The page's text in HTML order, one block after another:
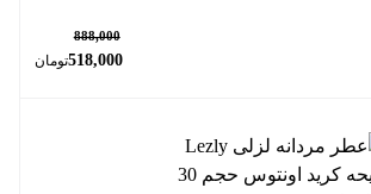
888,000
518,000تومان